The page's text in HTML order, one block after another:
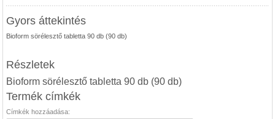
Gyors áttekintés
Bioform sörélesztő tabletta 90 db (90 db)
Részletek
Bioform sörélesztő tabletta 90 db (90 db)
Termék címkék
Címkék hozzáadása: